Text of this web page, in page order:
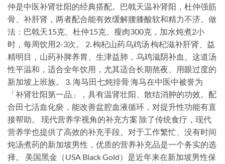
仲是中医补肾壮阳的经典搭配。巴戟天温补肾阳，杜仲强筋
骨、补肝肾，两者配合能有效缓解腰膝酸软和精力不济。做
法：巴戟天15克、杜仲15克、瘦肉300克，加水炖煮2小
时，每周饮用2-3次。 2. 枸杞山药乌鸡汤 枸杞滋补肝肾、益
精明目，山药补脾养胃、生津益肺，乌鸡滋阴补血。这道汤
性平温和，适合全年饮用，尤其适合长期熬夜、用眼过度的
新加坡上班族。 3. 海马田七炖排骨 海马在中医中被誉为
「补肾壮阳第一品」，具有温肾壮阳、散结消肿的功效。配
合田七活血化瘀，能改善盆腔血液循环，对提升性功能有直
接帮助。 现代营养学视角的补充方案 除了传统食疗，现代
营养学也提供了高效的补充手段。对于工作繁忙、没有时间
炖汤煮药的新加坡男性，优质的营养补充品是一个务实的选
择。 美国黑金（USA Black Gold）是近年来在新加坡男性保